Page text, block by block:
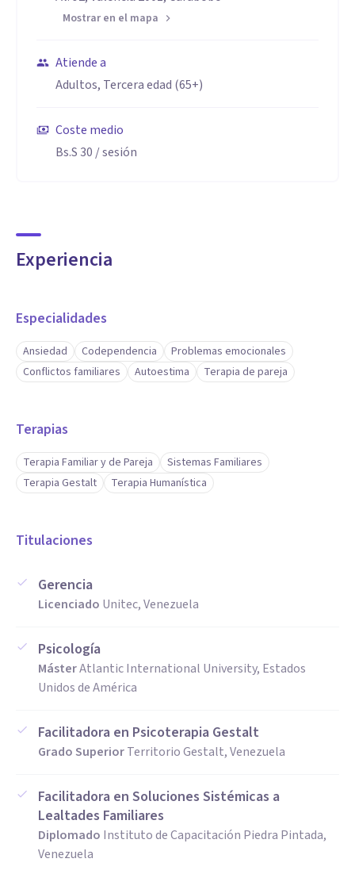
Mostrar en el mapa
Atiende a
Adultos, Tercera edad (65+)
Coste medio
Bs.S 30 / sesión
Experiencia
Especialidades
Ansiedad Codependencia
Problemas emocionales
Conflictos familiares
Autoestima Terapia de pareja
Terapias
Terapia Familiar y de Pareja
Sistemas Familiares
Terapia Gestalt
Terapia Humanística
Titulaciones
Gerencia
Licenciado Unitec, Venezuela
Psicología
MásterAtlantic International University, Estados
Unidos de América
Facilitadora en Psicoterapia Gestalt
Grado SuperiorTerritorio Gestalt, Venezuela
Facilitadora en Soluciones Sistémicas a
Lealtades Familiares
Diplomado Instituto de Capacitación Piedra Pintada,
Venezuela